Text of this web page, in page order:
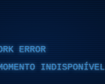
ERROR
INDISPONÍVEL